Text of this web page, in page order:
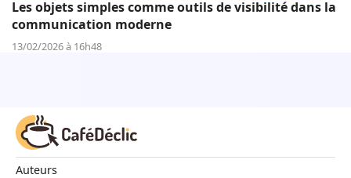
Les objets simples comme outils de visibilité dans la
communication moderne
13/02/2026 à 16h48
Auteurs